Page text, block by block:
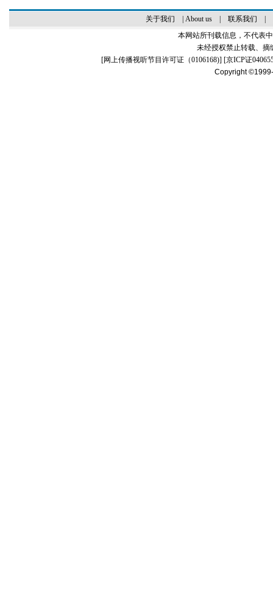
关于我们 About us| 联系我们
本网站所刊载信息，不代表
未经授权禁止转载、摘
[网上传播视听节目许可证（0106168)] [京ICP证
Copyright